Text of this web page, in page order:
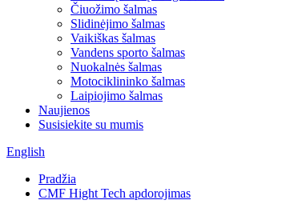
Čiuožimo šalmas
Slidinėjimo šalmas
Vaikiškas šalmas
Vandens sporto šalmas
Nuokalnės šalmas
Motociklininko šalmas
Laipiojimo šalmas
Naujienos
Susisiekite su mumis
English
Pradžia
CMF Hight Tech apdorojimas